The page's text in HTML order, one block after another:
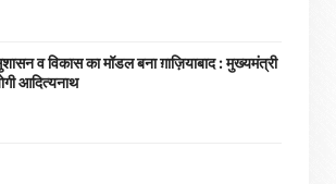
व विकास का मॉडल बना ग़ाज़ियाबाद : ​मुख्यमंत्री
आदित्यनाथ